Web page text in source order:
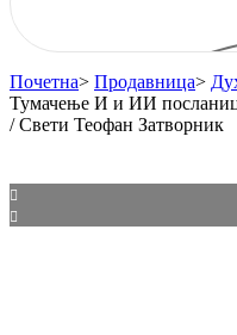
Почетна> Продавница>
Тумачење И и ИИ
/ Свети Теофан Затворник